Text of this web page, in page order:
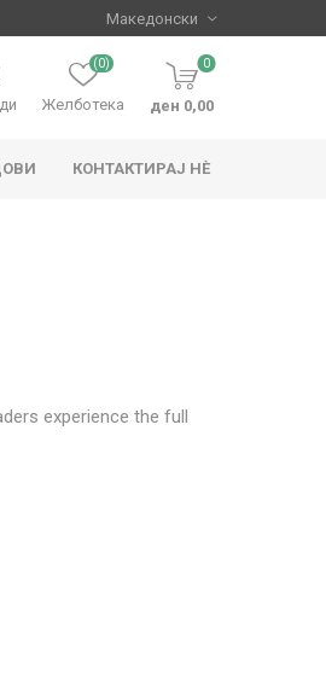
Желботека
(0) 0
ден 0,00
КОНТАКТИРАЈ НЀ
experience the full